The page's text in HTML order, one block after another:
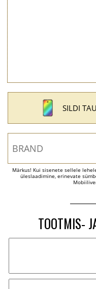
SILDI
Märkus! Kui sisenete sellele
üleslaadimine, erinevate
TOOTMIS-